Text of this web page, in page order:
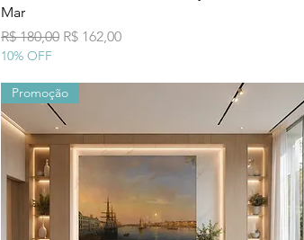
Mar
Preço normal
R$ 180,00 Preço promocional
R$ 162,00
10% OFF
Promoção